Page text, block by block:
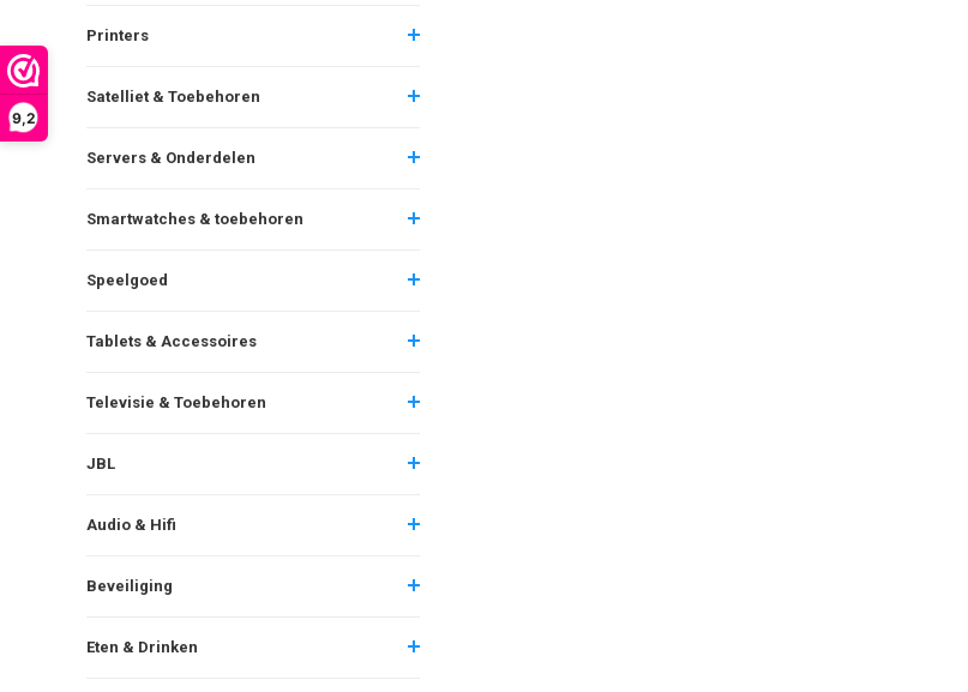
9,2
Printers
Satelliet & Toebehoren
Servers & Onderdelen
Smartwatches & toebehoren
Speelgoed
Tablets & Accessoires
Televisie & Toebehoren
JBL
Audio & Hifi
Beveiliging
Eten & Drinken